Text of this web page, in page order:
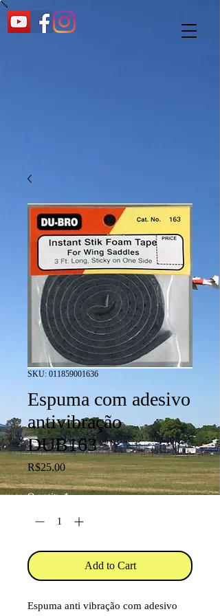
SKU: 011859001636
Espuma com adesivo
antivibração
DUB163
R$25.00Price
Quantity *
Add to Cart
Espuma anti vibração com adesivo